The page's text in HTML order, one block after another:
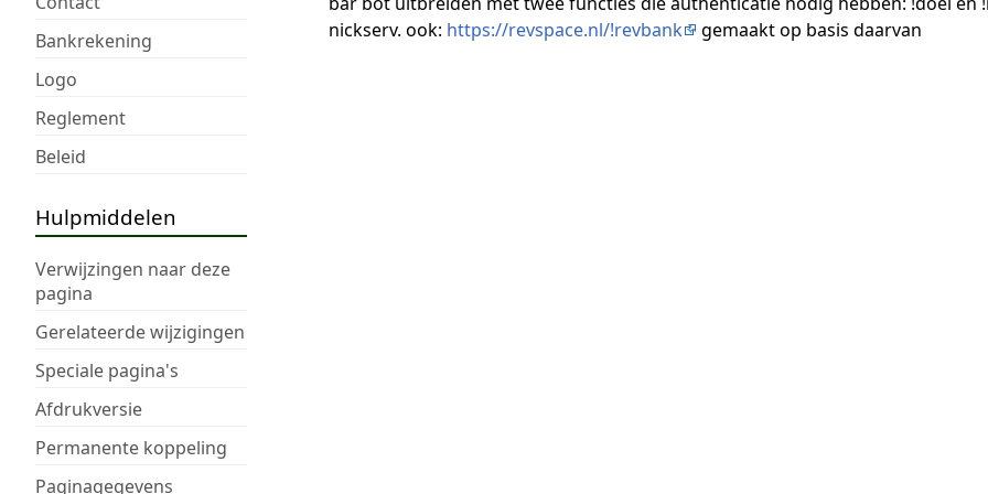
Bankrekening
Logo
Reglement
Beleid
Hulpmiddelen
Verwijzingen naar deze
pagina
Gerelateerde wijzigingen
Speciale pagina's
Afdrukversie
Permanente koppeling
Paginagegevens
nickserv. ook: https://revspace.nl/!revbank gemaakt op basis daarvan